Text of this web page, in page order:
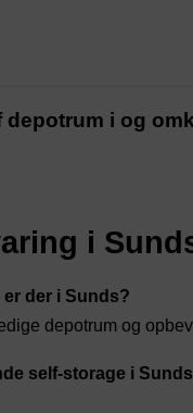
depotrum i og
i
der i Sunds?
depotrum og
self-storage i